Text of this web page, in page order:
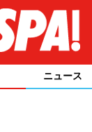
ニュース